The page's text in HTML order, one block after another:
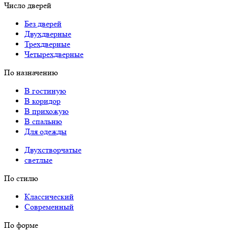
Число дверей
Без дверей
Двухдверные
Трехдверные
Четырехдверные
По назначению
В гостиную
В коридор
В прихожую
В спальню
Для одежды
Двухстворчатые
светлые
По стилю
Классический
Современный
По форме